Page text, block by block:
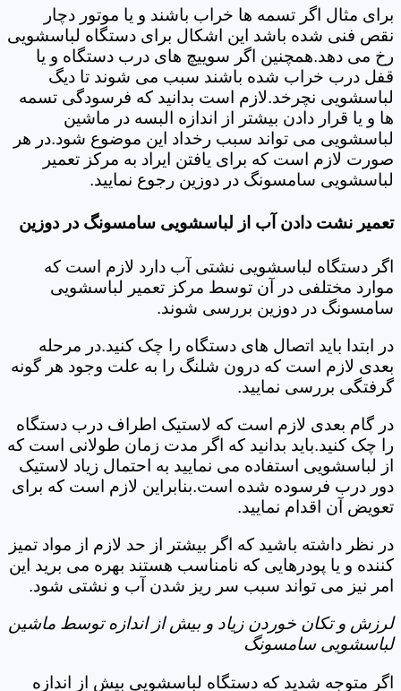
برای مثال اگر تسمه ها خراب باشند و یا موتور دچار
نقص فنی شده باشد این اشکال برای دستگاه لباسشویی
رخ می دهد.همچنین اگر سوییچ های درب دستگاه و یا
قفل درب خراب شده باشند سبب می شوند تا دیگ
لباسشویی نچرخد.لازم است بدانید که فرسودگی تسمه
ها و یا قرار دادن بیشتر از اندازه البسه در ماشین
لباسشویی می تواند سبب رخداد این موضوع شود.در هر
صورت لازم است که برای یافتن ایراد به مرکز تعمیر
لباسشویی سامسونگ در دوزین رجوع نمایید.
تعمیر نشت دادن آب از لباسشویی سامسونگ در دوزین
اگر دستگاه لباسشویی نشتی آب دارد لازم است که
موارد مختلفی در آن توسط مرکز تعمیر لباسشویی
سامسونگ در دوزین بررسی شوند.
در ابتدا باید اتصال های دستگاه را چک کنید.در مرحله
بعدی لازم است که درون شلنگ را به علت وجود هر گونه
گرفتگی بررسی نمایید.
در گام بعدی لازم است که لاستیک اطراف درب دستگاه
را چک کنید.باید بدانید که اگر مدت زمان طولانی است که
از لباسشویی استفاده می نمایید به احتمال زیاد لاستیک
دور درب فرسوده شده است.بنابراین لازم است که برای
تعویض آن اقدام نمایید.
در نظر داشته باشید که اگر بیشتر از حد لازم از مواد تمیز
کننده و یا پودرهایی که نامناسب هستند بهره می برید این
امر نیز می تواند سبب سر ریز شدن آب و نشتی شود.
لرزش و تکان خوردن زیاد و بیش از اندازه توسط ماشین
لباسشویی سامسونگ
اگر متوجه شدید که دستگاه لباسشویی بیش از اندازه